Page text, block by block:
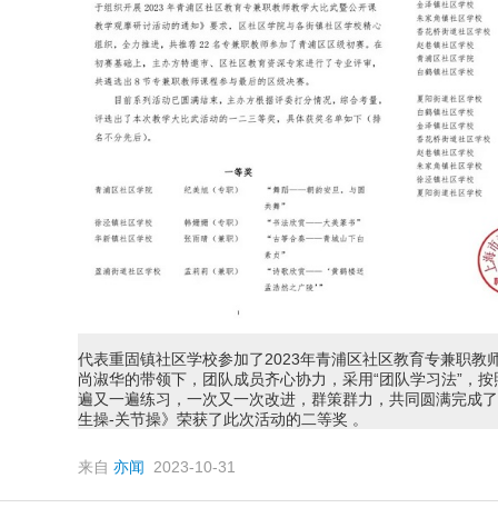
代表重固镇社区学校参加了2023年青浦区社区教育专兼职教
尚淑华的带领下，团队成员齐心协力，采用“团队学习法”，
遍又一遍练习，一次又一次改进，群策群力，共同圆满完成
生操-关节操》荣获了此次活动的二等奖 。
来自 亦闻 2023-10-31